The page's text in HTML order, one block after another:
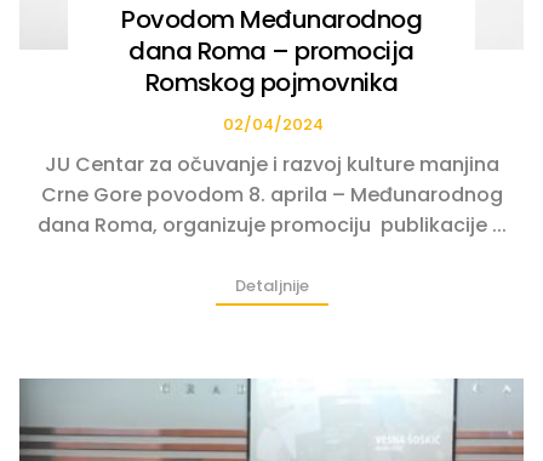
Povodom Međunarodnog
dana Roma – promocija
Romskog pojmovnika
02/04/2024
JU Centar za očuvanje i razvoj kulture manjina
Crne Gore povodom 8. aprila – Međunarodnog
dana Roma, organizuje promociju publikacije ...
Detaljnije